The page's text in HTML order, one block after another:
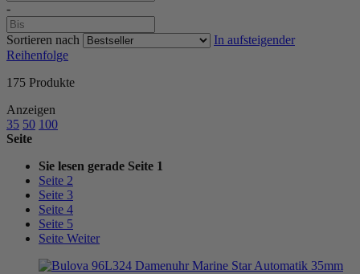
-
Sortieren nach
In aufsteigender
Reihenfolge
175 Produkte
Anzeigen
35 50 100
Seite
Sie lesen gerade Seite 1
Seite 2
Seite 3
Seite 4
Seite 5
Seite Weiter